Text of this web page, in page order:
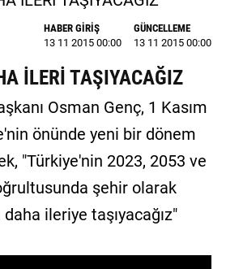
HABER GİRİŞ
13 11 2015 00:00
GÜNCELLEME
13 11 2015 00:00
İLERİ TAŞIYACAĞIZ
Osman Genç, 1 Kasım
önünde yeni bir dönem
"Türkiye'nin 2023, 2053 ve
şehir olarak
ileriye taşıyacağız"